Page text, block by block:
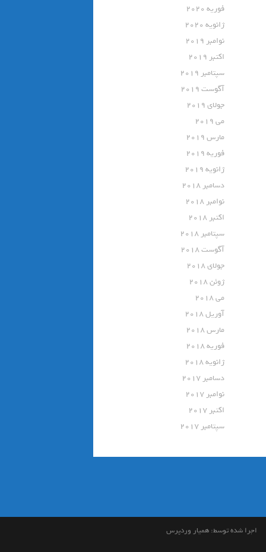
فوریه 2020
ژانویه 2020
نوامبر 2019
اکتبر 2019
سپتامبر 2019
آگوست 2019
جولای 2019
می 2019
مارس 2019
فوریه 2019
ژانویه 2019
دسامبر 2018
نوامبر 2018
اکتبر 2018
سپتامبر 2018
آگوست 2018
جولای 2018
ژوئن 2018
می 2018
آوریل 2018
مارس 2018
فوریه 2018
ژانویه 2018
دسامبر 2017
نوامبر 2017
اکتبر 2017
سپتامبر 2017
اجرا شده توسط: همیار وردپرس